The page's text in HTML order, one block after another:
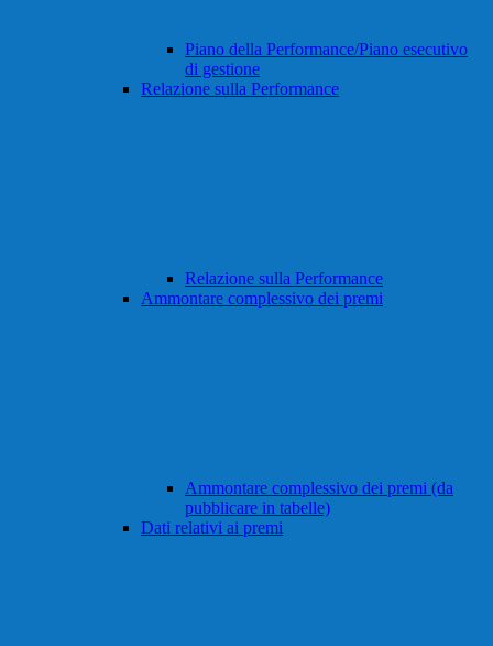
Piano della Performance/Piano esecutivo
di gestione
Relazione sulla Performance
Relazione sulla Performance
Ammontare complessivo dei premi
Ammontare complessivo dei premi (da
pubblicare in tabelle)
Dati relativi ai premi